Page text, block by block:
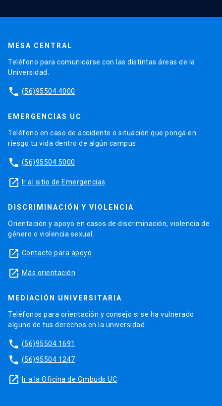
MESA CENTRAL
Teléfono para comunicarse con las distintas áreas de la
Universidad.
phone (56)95504 4000
EMERGENCIAS UC
Teléfono en caso de accidente o situación que ponga en
riesgo tu vida dentro de algún campus.
phone (56)95504 5000
launch Ir al sitio de Emergencias
DISCRIMINACIÓN Y VIOLENCIA
Orientación y apoyo en casos de discriminación, violencia de
género o violencia sexual.
launch Contacto para apoyo
launch Más orientación
MEDIACIÓN UNIVERSITARIA
Teléfonos para orientación y consejo si se ha vulnerado
alguno de tus derechos en la universidad.
phone (56)95504 1691
phone (56)95504 1247
launch Ir a la Oficina de Ombuds UC